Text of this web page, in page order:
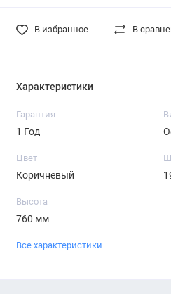
В избранное В
Характеристики
Гарантия
1 Год
Цвет
Коричневый
Высота
760 мм
Все характеристики